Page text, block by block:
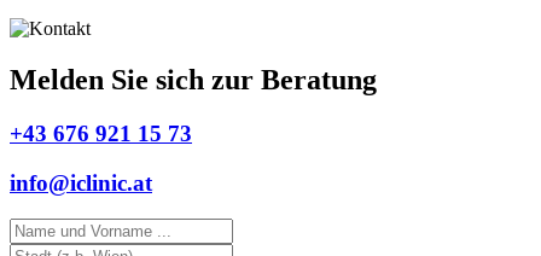
Melden Sie sich zur Beratung
+43 676 921 15 73
info@iclinic.at